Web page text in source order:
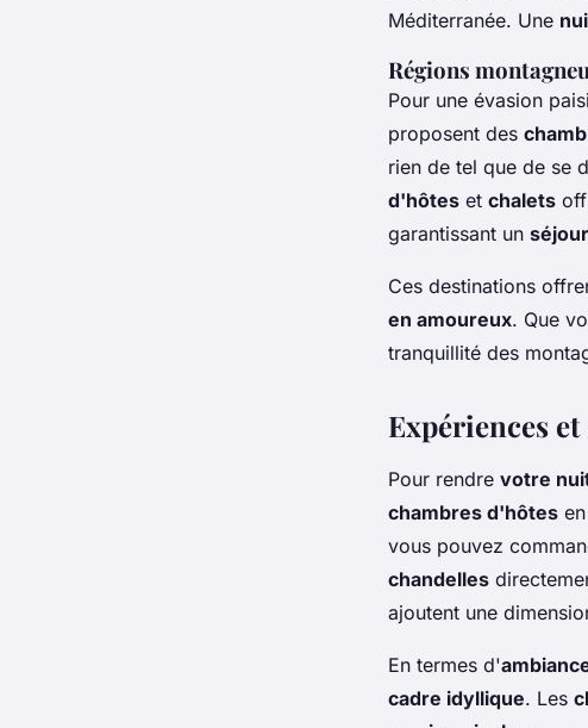
Méditerranée. Une
Régions
Pour une évasion
proposent des
rien de tel que de se
d'hôtes et chalets
garantissant un
Ces destinations
en amoureux. Que
tranquillité des
Expériences
Pour rendre votre
chambres d'hôtes en
vous pouvez
chandelles
ajoutent une
En termes d'
cadre idyllique. Les